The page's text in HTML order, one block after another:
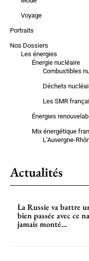
Voyage
Portraits
Nos Dossiers
Les énergies
Énergie nucléaire
Combustibles
Déchets
Les SMR
Énergies
Mix énergétique
L’Auvergne-
Actualités
La Russie va battre
bien passée avec ce
jamais monté...